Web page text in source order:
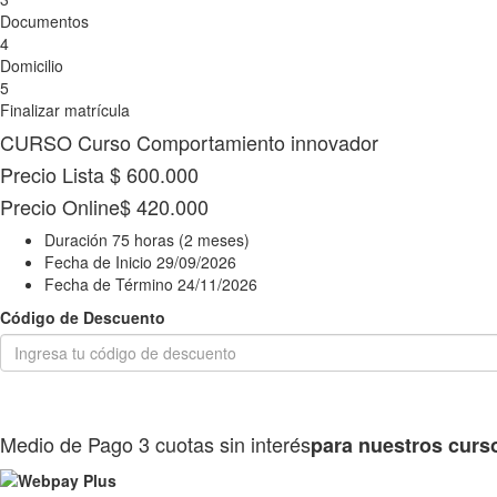
Documentos
4
Domicilio
5
Finalizar matrícula
CURSO Curso Comportamiento innovador
Precio Lista$ 600.000
Precio Online$ 420.000
Duración 75 horas (2 meses)
Fecha de Inicio 29/09/2026
Fecha de Término 24/11/2026
Código de Descuento
Medio de Pago 3 cuotas sin interéspara nuestros